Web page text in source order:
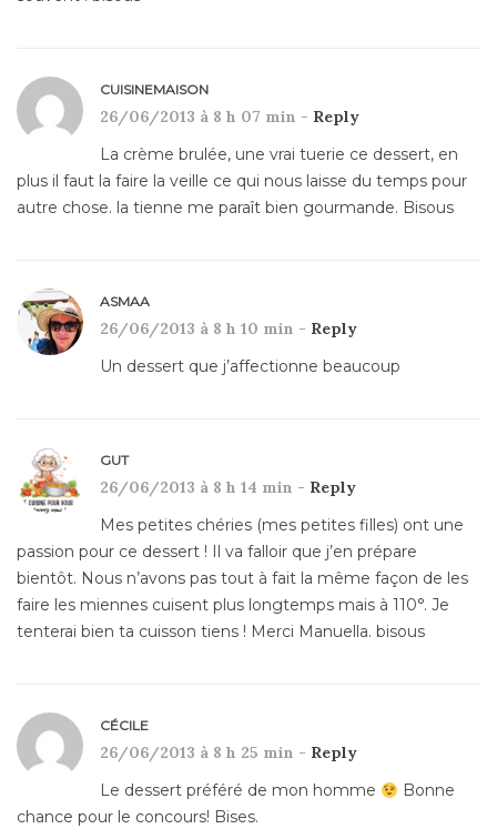
CUISINEMAISON
26/06/2013 à 8 h 07 min - Reply
La crème brulée, une vrai tuerie ce dessert, en
plus il faut la faire la veille ce qui nous laisse du temps pour
autre chose. la tienne me paraît bien gourmande. Bisous
ASMAA
26/06/2013 à 8 h 10 min - Reply
Un dessert que j’affectionne beaucoup
GUT
26/06/2013 à 8 h 14 min - Reply
Mes petites chéries (mes petites filles) ont une
passion pour ce dessert ! Il va falloir que j’en prépare
bientôt. Nous n’avons pas tout à fait la même façon de les
faire les miennes cuisent plus longtemps mais à 110°. Je
tenterai bien ta cuisson tiens ! Merci Manuella. bisous
CÉCILE
26/06/2013 à 8 h 25 min - Reply
Le dessert préféré de mon homme
Bonne
chance pour le concours! Bises.